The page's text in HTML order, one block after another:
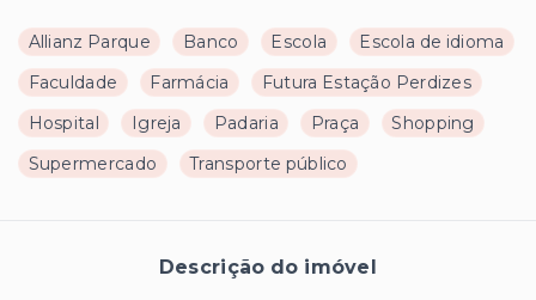
Allianz Parque Banco Escola
Escola de idioma
Faculdade
Farmácia
Futura Estação Perdizes
Hospital
Igreja Padaria Praça
Shopping
Supermercado
Transporte público
Descrição do imóvel